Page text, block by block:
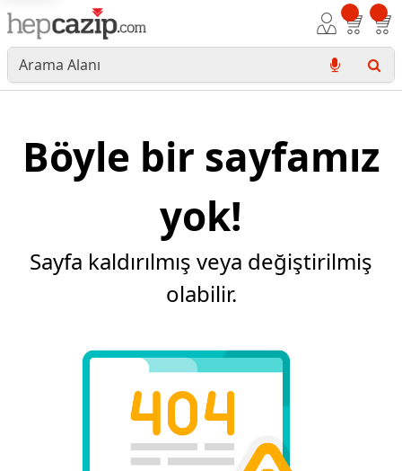
Böyle bir sayfamız
yok!
Sayfa kaldırılmış veya değiştirilmiş
olabilir.